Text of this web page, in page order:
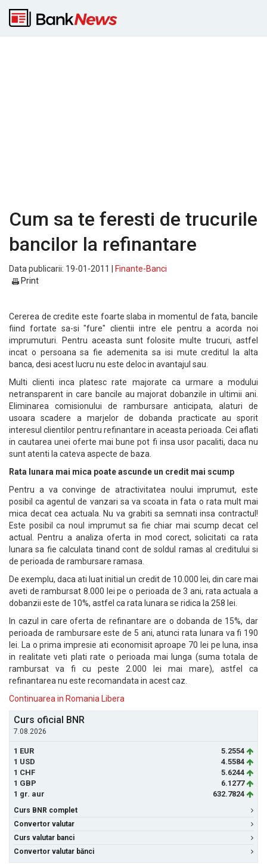
Cum sa te feresti de trucurile
bancilor la refinantare
Data publicarii: 19-01-2011 |
Finante-Banci
Print
Cererea de credite este foarte slaba in momentul de fata, bancile
fiind fortate sa-si "fure" clientii intre ele pentru a acorda noi
imprumuturi. Pentru aceasta sunt folosite multe trucuri, astfel
incat o persoana sa fie ademenita sa isi mute creditul la alta
banca, desi acest lucru nu este deloc in avantajul sau.
Multi clienti inca platesc rate majorate ca urmare a modului
netransparent in care bancile au majorat dobanzile in ultimii ani.
Eliminarea comisionului de rambursare anticipata, alaturi de
usoara scadere a marjelor de dobanda practicate au sporit
interesul clientilor pentru refinantare in aceasta perioada. Cei aflati
in cautarea unei oferte mai bune pot fi insa usor pacaliti, daca nu
sunt atenti la cateva aspecte de baza.
Rata lunara mai mica poate ascunde un credit mai scump
Pentru a va convinge de atractivitatea noului imprumut, este
posibil ca agentul de vanzari sa va scoata in fata o rata mult mai
mica decat cea actuala. Nu va grabiti sa semnati insa contractul!
Este posibil ca noul imprumut sa fie chiar mai scump decat cel
actual. Pentru a analiza oferta in mod corect, solicitati ca rata
lunara sa fie calculata tinand cont de soldul ramas al creditului si
de perioada de rambursare ramasa.
De exemplu, daca ati luat initial un credit de 10.000 lei, din care mai
aveti de rambursat 8.000 lei pe o perioada de 3 ani, rata actuala a
dobanzii este de 10%, astfel ca rata lunara se ridica la 258 lei.
In cazul in care oferta de refinantare are o dobanda de 15%, dar
perioada de rambursare este de 5 ani, atunci rata lunara va fi 190
lei. La o prima impresie ati economisit aproape 70 lei pe luna, insa
in realitate veti plati rate o perioada mai lunga (suma totala de
rambursat va fi cu peste 2.000 lei mai mare), astfel ca
refinantarea nu este recomandata in acest caz.
Continuarea in Romania Libera
Curs oficial BNR
7.08.2026
1 EUR
5.2554
1 USD
4.5584
1 CHF
5.6244
1 GBP
6.1277
1 gr. aur
632.7824
Curs BNR complet
Convertor valutar
Curs valutar banci
Convertor valutar bănci